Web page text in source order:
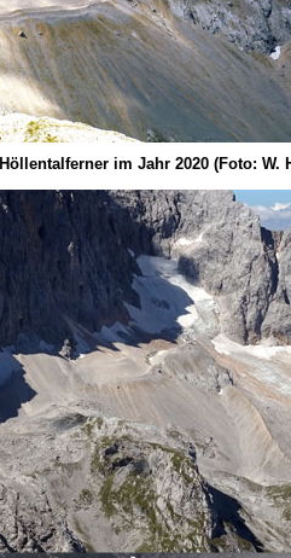
im Jahr 2020 (Foto: W.